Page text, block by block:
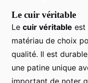
Le cuir véritable
Le cuir véritable est
matériau de choix
qualité. Il est
une patine unique
important de noter